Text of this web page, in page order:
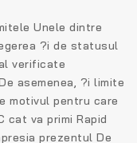
Unele dintre
?i de statusul
verificate
asemenea, ?i limite
motivul pentru care
cat va primi Rapid
prezentul De